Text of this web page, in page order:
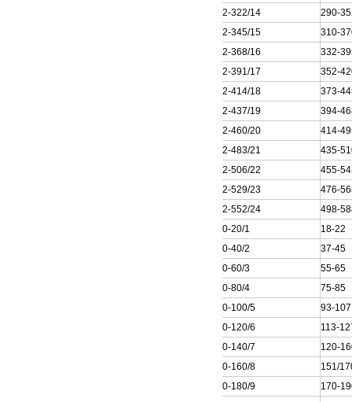
250QJ32-322/14
290-
250QJ32-345/15
310-
250QJ32-368/16
332-
250QJ32-391/17
352-
250QJ32-414/18
373-
250QJ32-437/19
394-
250QJ32-460/20
414-
250QJ32-483/21
435-
250QJ32-506/22
455-
250QJ32-529/23
476-
250QJ32-552/24
498-
250QJ50-20/1
18-22
250QJ50-40/2
37-45
250QJ50-60/3
55-65
250QJ50-80/4
75-85
250QJ50-100/5
93-107
250QJ50-120/6
113-
250QJ50-140/7
120-
250QJ50-160/8
151/
250QJ50-180/9
170-